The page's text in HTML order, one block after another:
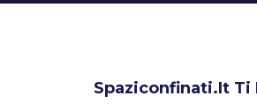
Spaziconfinati.it Ti